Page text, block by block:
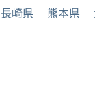
長崎県 熊本県